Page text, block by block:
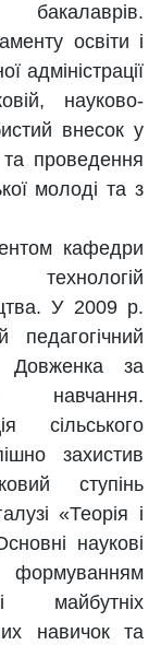
освіти і
адміністрації
науково-
внесок у
та проведення
молоді та з
кафедри
У 2009 р.
педагогічний
Довженка за
навчання.
сільського
захистив
ступінь
«Теорія і
наукові
формуванням
майбутніх
навичок та